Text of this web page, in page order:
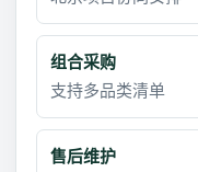
组合采购
支持多品类清单
售后维护